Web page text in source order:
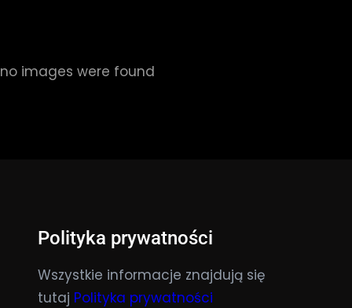
no images were found
Polityka prywatności
Wszystkie informacje znajdują się
tutaj Polityka prywatności